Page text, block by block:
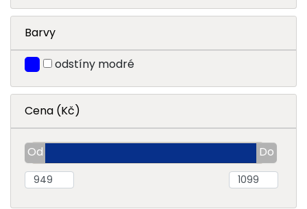
Barvy
odstíny modré
Cena (Kč)